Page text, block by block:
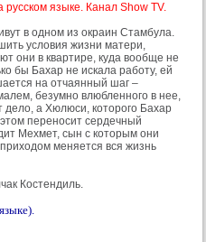
языке. Канал Show TV.
в одном из окраин Стамбула.
условия жизни матери,
они в квартире, куда вообще не
бы Бахар не искала работу, ей
на отчаянный шаг –
безумно влюбленного в нее,
а Хюлюси, которого Бахар
переносит сердечный
Мехмет, сын с которым они
меняется вся жизнь
Костендиль.